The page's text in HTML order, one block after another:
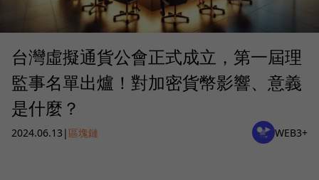
台灣虛擬通貨公會正式成立，第一屆理
監事名單出爐！對加密貨幣影響、意義
是什麼？
2024.06.13 | 區塊鏈 WEB3+